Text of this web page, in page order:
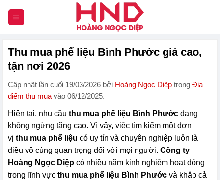
đến
Thu mua phế liệu Bình Phước giá cao,
tận nơi 2026
Cập nhật lần cuối 19/03/2026 bởi Hoàng Ngọc Diệptrong Địa
điểm thu muavào 06/12/2025.
Hiện tại, nhu cầu thu mua phế liệu Bình Phướcđang
không ngừng tăng cao. Vì vậy, việc tìm kiếm một đơn
vị thu mua phế liệu có uy tín và chuyên nghiệp luôn là
điều vô cùng quan trọng đối với mọi người. Công ty
Hoàng Ngọc Diệpcó nhiều năm kinh nghiệm hoạt động
trong lĩnh vực thu mua phế liệu Bình Phướcvà khắp cả